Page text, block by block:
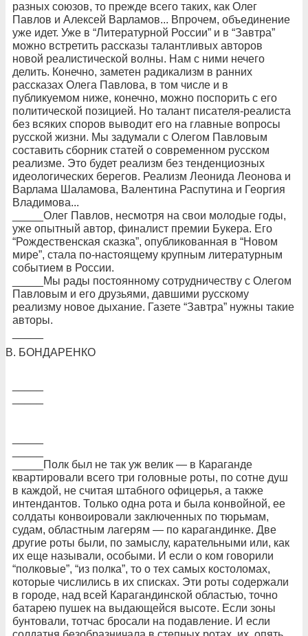
разных союзов, то прежде всего таких, как Олег
Павлов и Алексей Варламов... Впрочем, объединение
уже идет. Уже в “Литературной России” и в “Завтра”
можно встретить рассказы талантливых авторов
новой реалистической волны. Нам с ними нечего
делить. Конечно, заметен радикализм в ранних
рассказах Олега Павлова, в том числе и в
публикуемом ниже, конечно, можно поспорить с его
политической позицией. Но талант писателя-реалиста
без всяких споров выводит его на главные вопросы
русской жизни. Мы задумали с Олегом Павловым
составить сборник статей о современном русском
реализме. Это будет реализм без тенденциозных
идеологических берегов. Реализм Леонида Леонова и
Варлама Шаламова, Валентина Распутина и Георгия
Владимова...
_____Олег Павлов, несмотря на свои молодые годы,
уже опытный автор, финалист премии Букера. Его
“Рождественская сказка”, опубликованная в “Новом
мире”, стала по-настоящему крупным литературным
событием в России.
_____Мы рады постоянному сотрудничеству с Олегом
Павловым и его друзьями, давшими русскому
реализму новое дыхание. Газете “Завтра” нужны такие
авторы.
В. БОНДАРЕНКО
_____Полк был не так уж велик — в Караганде
квартировали всего три головные роты, по сотне душ
в каждой, не считая штабного офицерья, а также
интендантов. Только одна рота и была конвойной, ее
солдаты конвоировали заключенных по тюрьмам,
судам, областным лагерям — по карагандинке. Две
другие роты были, по замыслу, карательными или, как
их еще называли, особыми. И если о ком говорили
“полковые”, “из полка”, то о тех самых костоломах,
которые числились в их списках. Эти роты содержали
в городе, над всей Карагандинской областью, точно
батарею пушек на выдающейся высоте. Если зоны
бунтовали, тотчас бросали на подавление. И если